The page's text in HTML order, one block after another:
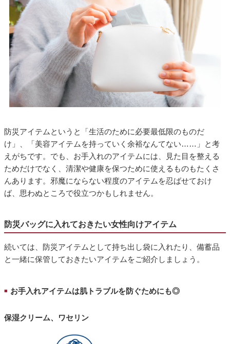
防災アイテムというと「生活のために必要最低限のものだ
け」、「美容アイテムを持っていく余裕なんてない……」と考
えがちです。でも、お手入れのアイテムには、見た目を整える
ためだけでなく、清潔や健康を保つために使えるものもたくさ
んあります。邪魔にならない程度のアイテムを忍ばせておけ
ば、思わぬところで役立つかもしれません。
防災バッグに入れておきたい女性向けアイテム
続いては、防災アイテムとして持ち出し袋に入れたり、備蓄品
と一緒に保管しておきたいアイテムをご紹介しましょう。
■ お手入れアイテムは肌トラブルを防ぐためにも◎
保湿クリーム、ワセリン